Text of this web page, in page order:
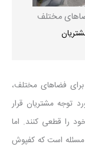
مختلف
فضاهای مختلف،
توجه مشتریان قرار
را قطعی کنند. اما
مسئله است که کفپوش